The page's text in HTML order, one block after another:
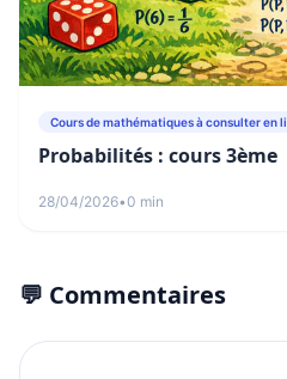
Cours de mathématiques à consulter en
Probabilités : cours 3ème
28/04/2026•0 min
💬 Commentaires